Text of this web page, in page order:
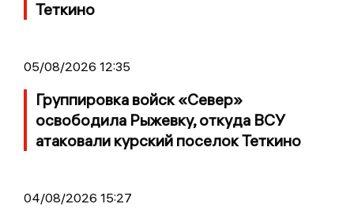
Теткино
05/08/2026 12:35
Группировка войск «Север»
освободила Рыжевку, откуда ВСУ
атаковали курский поселок Теткино
04/08/2026 15:27